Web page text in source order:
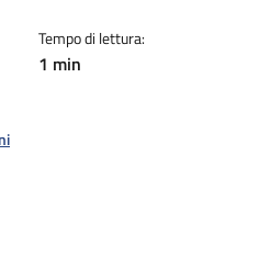
Tempo di lettura:
1 min